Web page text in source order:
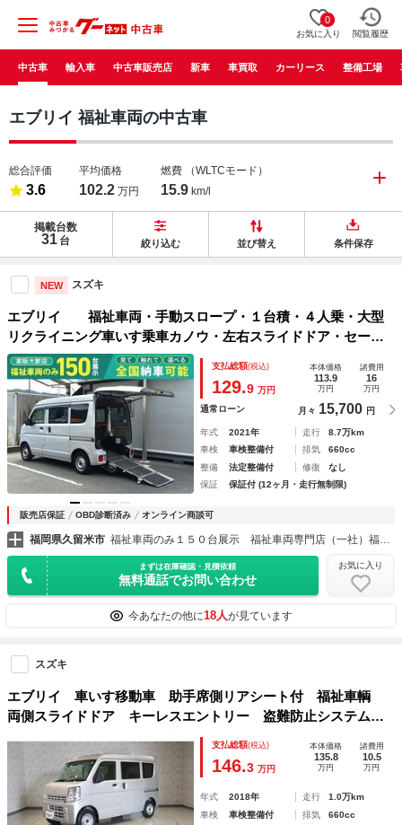
0
お気に入り 閲覧履歴
中古車 輸入車 中古車販売店 新車 車買取 カーリース 整備工場
エブリイ 福祉車両の中古車
総合評価
3.6
平均価格
102.2 万円
燃費 （WLTCモード）
15.9 km/l
掲載台数
31 台 絞り込む 並び替え 条件保存
NEW スズキ
エブリイ 福祉車両・手動スロープ・１台積・４人乗・大型
リクライニング車いす乗車カノウ・左右スライドドア・セーフ
ティサポート・ＰＶガラス・ＣＤオーディオ・キーレス・８ナ
ンバー補助席タイプ・電動ウィンチ・リモコン付
支払総額(税込)
129.9 万円
本体価格
113.9
万円
諸費用
16
万円
通常ローン 月々 15,700 円
年式 2021年 走行
8.7万km
車検
車検整備付 排気
660cc
整備
法定整備付 修復
なし
保証
保証付 (12ヶ月・走行無制限)
販売店保証 OBD診断済み オンライン商談可
福岡県久留米市 福祉車両のみ１５０台展示 福祉車両専門店（一社）福祉車両のたすかる
まずは在庫確認・見積依頼
無料通話でお問い合わせ
お気に入り
今あなたの他に18人が見ています
スズキ
エブリイ 車いす移動車 助手席側リアシート付 福祉車輌
両側スライドドア キーレスエントリー 盗難防止システム
ＡＴ ＡＢＳ ＥＳＣ エアコン パワーステアリング パワ
ーウィンドウ 運転席エアバッグ 助手席エアバッグ 衝突安
全ボディ
支払総額(税込)
146.3 万円
本体価格
135.8
万円
諸費用
10.5
万円
年式 2018年 走行
1.0万km
車検
車検整備付 排気
660cc